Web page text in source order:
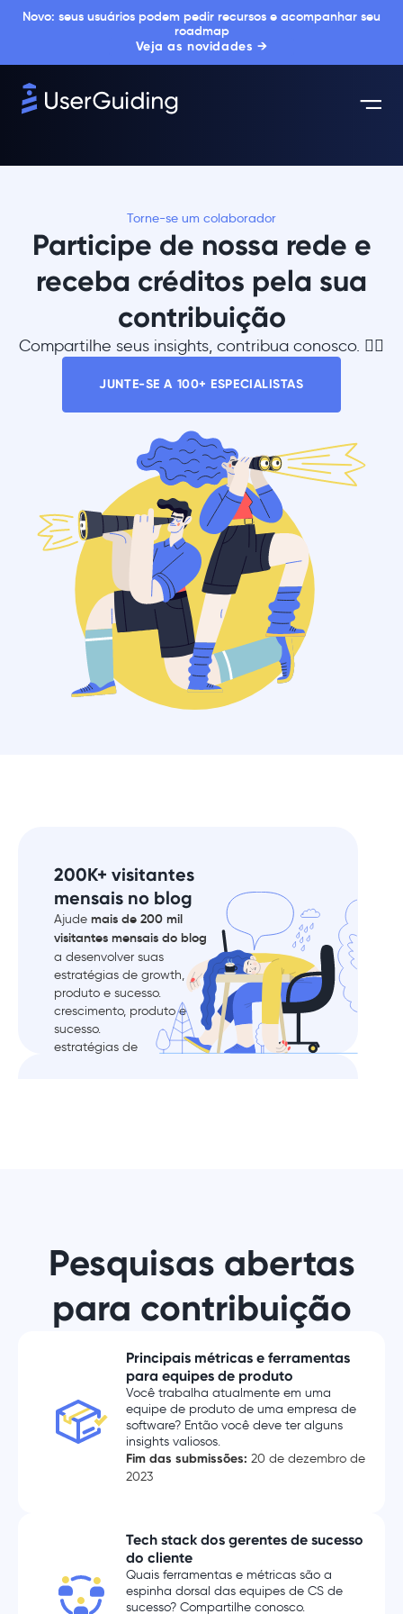
Novo: seus usuários podem pedir recursos e acompanhar seu
roadmap
Veja as novidades →
Torne-se um colaborador
Participe de nossa rede e
receba créditos pela sua
contribuição
Compartilhe seus insights, contribua conosco. 👇🏻
JUNTE-SE A 100+ ESPECIALISTAS
200K+ visitantes
mensais no blog
Ajude mais de 200 mil
visitantes mensais do blog
a desenvolver suas
estratégias de growth,
produto e sucesso.
crescimento, produto e
sucesso.
estratégias de
Backlinks
Ganhe backlinks para seus
perfis sociais e seu site,
melhorando a autoridade do
seu domínio.
Saiba mais
Pesquisas abertas
para contribuição
Principais métricas e ferramentas
para equipes de produto
Você trabalha atualmente em uma
equipe de produto de uma empresa de
software? Então você deve ter alguns
insights valiosos.
Fim das submissões: 20 de dezembro de
2023
Tech stack dos gerentes de sucesso
do cliente
Quais ferramentas e métricas são a
espinha dorsal das equipes de CS de
sucesso? Compartilhe conosco.